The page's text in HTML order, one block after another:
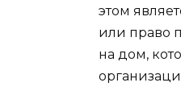
этом
или право
на дом,